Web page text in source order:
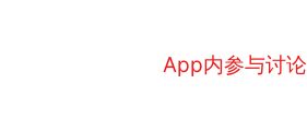
App内参与讨论